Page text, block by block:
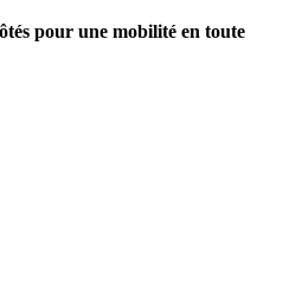
pour une mobilité en toute